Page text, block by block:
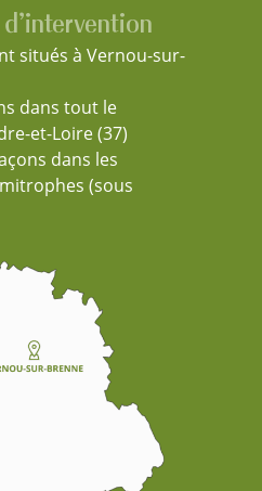
d'intervention
situés à Vernou-sur-
dans tout le
et-Loire (37)
dans les
(sous